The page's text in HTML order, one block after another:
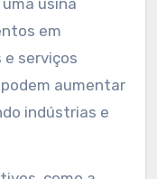
usina
em
serviços
aumentar
indústrias e